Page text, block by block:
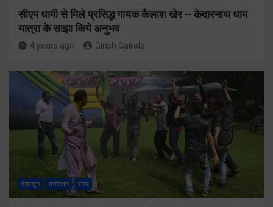
सीएम धामी से मिले प्रसिद्ध गायक कैलाश खेर – केदारनाथ धाम
यात्रा के साझा किये अनुभव
4 years ago Girish Gairola
देहरादून मनोरंजन राज्य